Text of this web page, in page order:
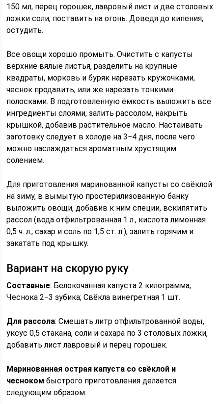
150 мл, перец горошек, лавровый лист и две столовых
ложки соли, поставить на огонь. Доведя до кипения,
остудить.
Все овощи хорошо промыть. Очистить с капусты
верхние вялые листья, разделить на крупные
квадраты, морковь и буряк нарезать кружочками,
чеснок продавить, или же нарезать тонкими
полосками. В подготовленную ёмкость выложить все
ингредиенты слоями, залить рассолом, накрыть
крышкой, добавив растительное масло. Настаивать
заготовку следует в холоде на 3−4 дня, после чего
можно наслаждаться ароматным хрустящим
солением.
Для приготовления маринованной капусты со свёклой
на зиму, в вымытую простерилизованную банку
выложить овощи, добавив к ним специи, вскипятить
рассол (вода отфильтрованная 1 л., кислота лимонная
0,5 ч. л., сахар и соль по 1,5 ст. л.), залить горячим и
закатать под крышку.
Вариант на скорую руку
Составные: Белокочанная капуста 2 килограмма;
Чеснока 2−3 зубика; Свёкла винегретная 1 шт.
Для рассола: Смешать литр отфильтрованной воды,
уксус 0,5 стакана, соли и сахара по 3 столовых ложки,
добавить лист лавровый и перец горошек.
Маринованная острая капуста со свёклой и
чесноком быстрого приготовления делается
следующим образом: